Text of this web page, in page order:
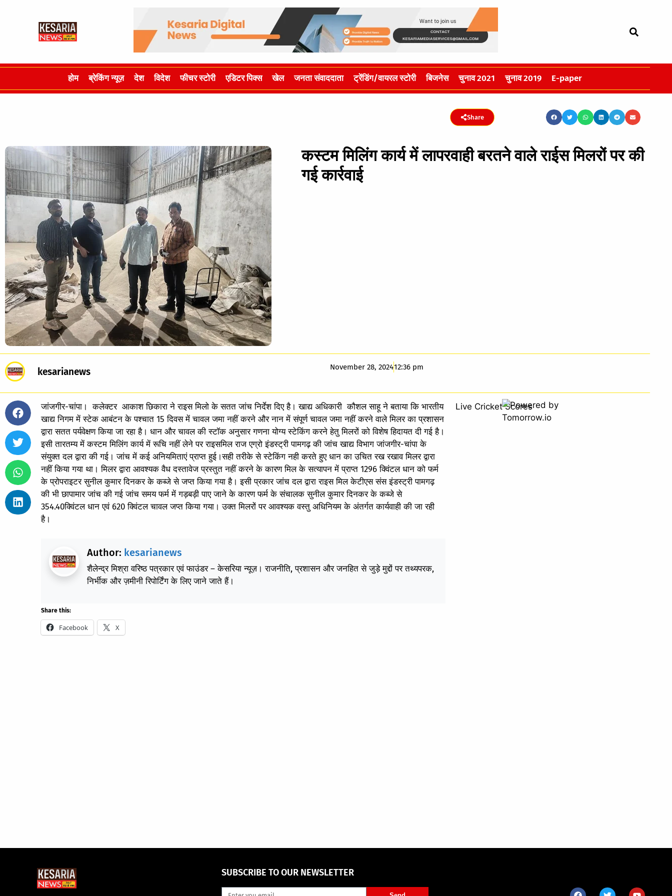
होम ब्रेकिंग न्यूज़ देश विदेश फीचर स्टोरी एडिटर पिक्स खेल जनता संवाददाता ट्रेंडिंग/वायरल स्टोरी बिजनेस चुनाव 2021 चुनाव 2019 E-paper
Share
कस्टम मिलिंग कार्य में लापरवाही बरतने वाले राईस मिलरों पर की
गई कार्रवाई
kesarianews November 28, 202412:36 pm
जांजगीर-चांपा। कलेक्टर आकाश छिकारा ने राइस मिलो के सतत जांच निर्देश दिए है। खाद्य अधिकारी कौशल साहू ने बताया कि भारतीय
खाद्य निगम में स्टेक आबंटन के पश्चात 15 दिवस में चावल जमा नहीं करने और नान में संपूर्ण चावल जमा नहीं करने वाले मिलर का प्रशासन
द्वारा सतत पर्यवेक्षण किया जा रहा है। धान और चावल की स्टॉक अनुसार गणना योग्य स्टेकिंग करने हेतु मिलरों को विशेष हिदायत दी गई है।
इसी तारतम्य में कस्टम मिलिंग कार्य में रूचि नहीं लेने पर राइसमिल राज एग्रो इंडस्ट्री पामगढ़ की जांच खाद्य विभाग जांजगीर-चांपा के
संयुक्त दल द्वारा की गई। जांच में कई अनियमिताएं प्राप्त हुई।सही तरीके से स्टेकिंग नही करते हुए धान का उचित रख रखाव मिलर द्वारा
नहीं किया गया था। मिलर द्वारा आवश्यक वैध दस्तावेज प्रस्तुत नहीं करने के कारण मिल के सत्यापन में प्राप्त 1296 क्विंटल धान को फर्म
के प्रोपराइटर सुनील कुमार दिनकर के कब्जे से जप्त किया गया है। इसी प्रकार जांच दल द्वारा राइस मिल केटीएस संस इंडस्ट्री पामगढ़
की भी छापामार जांच की गई जांच समय फर्म में गड़बड़ी पाए जाने के कारण फर्म के संचालक सुनील कुमार दिनकर के कब्जे से
354.40क्विंटल धान एवं 620 क्विंटल चावल जप्त किया गया। उक्त मिलरों पर आवश्यक वस्तु अधिनियम के अंतर्गत कार्यवाही की जा रही
है।
Author: kesarianews
शैलेन्द्र मिश्रा वरिष्ठ पत्रकार एवं फाउंडर – केसरिया न्यूज़। राजनीति, प्रशासन और जनहित से जुड़े मुद्दों पर तथ्यपरक,
निर्भीक और ज़मीनी रिपोर्टिंग के लिए जाने जाते हैं।
Share this:
Facebook X
Live Cricket Scores
SUBSCRIBE TO OUR NEWSLETTER